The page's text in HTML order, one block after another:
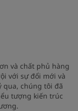
và chất phủ hàng
với sự đổi mới và
qua, chúng tôi đã
tượng kiến trúc